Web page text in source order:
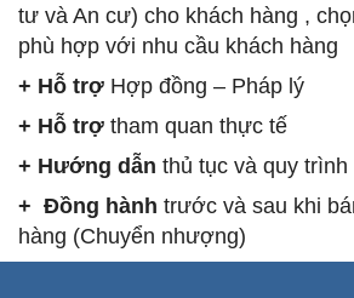
tư và An cư) cho khách hàng ,
phù hợp với nhu cầu khách hàng
+ Hỗ trợ Hợp đồng – Pháp lý
+ Hỗ trợ tham quan thực tế
+ Hướng dẫn thủ tục và quy
+ Đồng hành trước và sau khi
hàng (Chuyển nhượng)